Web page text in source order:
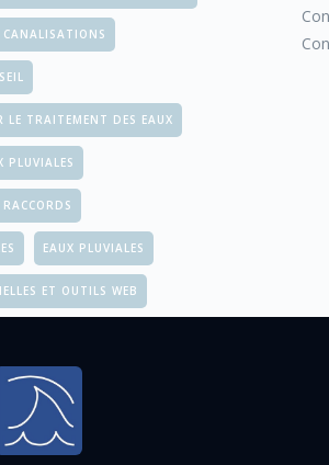
LE TRAITEMENT DES EAUX
PLUVIALES
EAUX PLUVIALES
ET OUTILS WEB